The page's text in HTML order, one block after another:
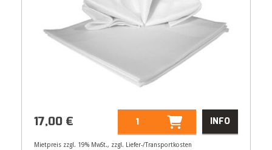
17,00 € INFO
Mietpreis zzgl. 19% MwSt., zzgl. Liefer-/Transportkosten